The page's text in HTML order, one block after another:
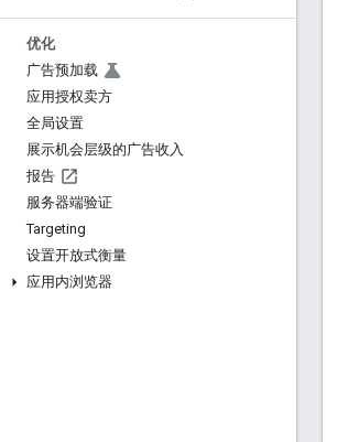
优化
广告预加载
应用授权卖方
全局设置
展示机会层级的广告收入
报告
服务器端验证
Targeting
设置开放式衡量
应用内浏览器